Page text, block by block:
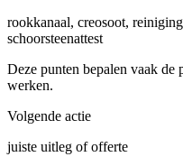
rookkanaal, creosoot,
schoorsteenattest
Deze punten bepalen vaak de
werken.
Volgende actie
juiste uitleg of offerte